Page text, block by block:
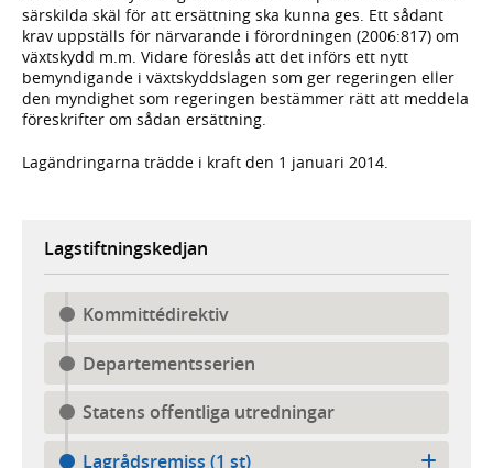
särskilda skäl för att ersättning ska kunna ges. Ett sådant
krav uppställs för närvarande i förordningen (2006:817) om
växtskydd m.m. Vidare föreslås att det införs ett nytt
bemyndigande i växtskyddslagen som ger regeringen eller
den myndighet som regeringen bestämmer rätt att meddela
föreskrifter om sådan ersättning.
Lagändringarna trädde i kraft den 1 januari 2014.
Lagstiftningskedjan
Kommittédirektiv
Departementsserien
Statens offentliga utredningar
Lagrådsremiss (1 st)